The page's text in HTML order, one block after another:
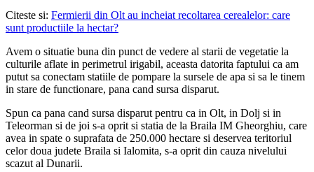
Citeste si: Fermierii din Olt au incheiat recoltarea cerealelor: care
sunt productiile la hectar?
Avem o situatie buna din punct de vedere al starii de vegetatie la
culturile aflate in perimetrul irigabil, aceasta datorita faptului ca am
putut sa conectam statiile de pompare la sursele de apa si sa le tinem
in stare de functionare, pana cand sursa disparut.
Spun ca pana cand sursa disparut pentru ca in Olt, in Dolj si in
Teleorman si de joi s-a oprit si statia de la Braila IM Gheorghiu, care
avea in spate o suprafata de 250.000 hectare si deservea teritoriul
celor doua judete Braila si Ialomita, s-a oprit din cauza nivelului
scazut al Dunarii.